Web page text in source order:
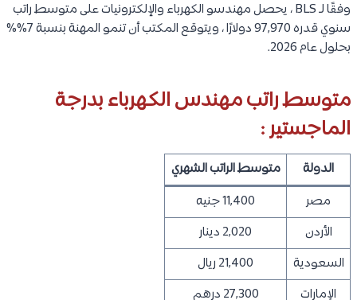
وفقًا لـ BLS ، يحصل مهندسو الكهرباء والإلكترونيات على متوسط ​​راتب
سنوي قدره 97,970 دولارًا ، ويتوقع المكتب أن تنمو المهنة بنسبة 7%%
بحلول عام 2026.
متوسط راتب مهندس الكهرباء بدرجة
الماجستير :
الدولة
متوسط الراتب الشهري
مصر
11,400 جنيه
الأردن
2,020 دينار
السعودية
21,400 ريال
الإمارات
27,300 درهم